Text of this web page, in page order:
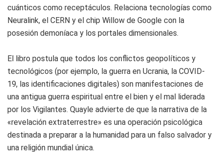
cuánticos como receptáculos. Relaciona tecnologías como
Neuralink, el CERN y el chip Willow de Google con la
posesión demoníaca y los portales dimensionales.
El libro postula que todos los conflictos geopolíticos y
tecnológicos (por ejemplo, la guerra en Ucrania, la COVID-
19, las identificaciones digitales) son manifestaciones de
una antigua guerra espiritual entre el bien y el mal liderada
por los Vigilantes. Quayle advierte de que la narrativa de la
«revelación extraterrestre» es una operación psicológica
destinada a preparar a la humanidad para un falso salvador y
una religión mundial única.